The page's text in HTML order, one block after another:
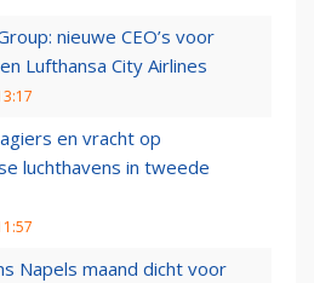
nieuwe CEO’s voor
Lufthansa City Airlines
en vracht op
luchthavens in tweede
Napels maand dicht voor